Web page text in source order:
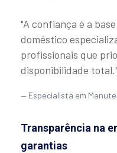
"A confiança é a
doméstico
profissionais que
disponibilidade total."
Especialista em
Transparência na
garantias